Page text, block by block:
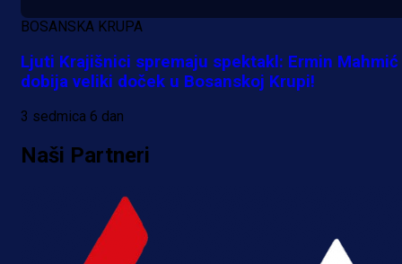
Da li je selektor zadovoljan: Evo
je Barbarez rekao o transferu
Alajbegovića u Juventus!
BOSANSKA KRUPA
Ljuti Krajišnici spremaju spektakl: Ermin Mahmić
dobija veliki doček u Bosanskoj Krupi!
3 sedmica 6 dan
Naši Partneri